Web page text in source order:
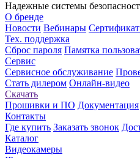
Надежные системы
О бренде
Новости Вебинары
Тех. поддержка
Сброс пароля Памятка
Сервис
Сервисное обслуживание
Стать дилером Онлайн-видео
Скачать
Прошивки и ПО Документация
Контакты
Где купить Заказать звонок
Каталог
Видеокамеры